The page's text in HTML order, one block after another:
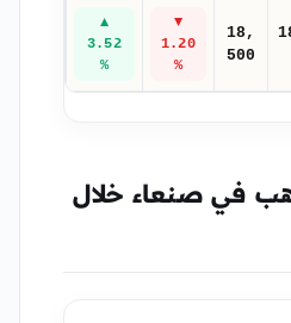
18,
500
▼
1.20
%
▲
3.52
%
في صنعاء خلال